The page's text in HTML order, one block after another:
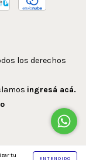
tu
ENTENDIDO
los derechos
ingresá acá.